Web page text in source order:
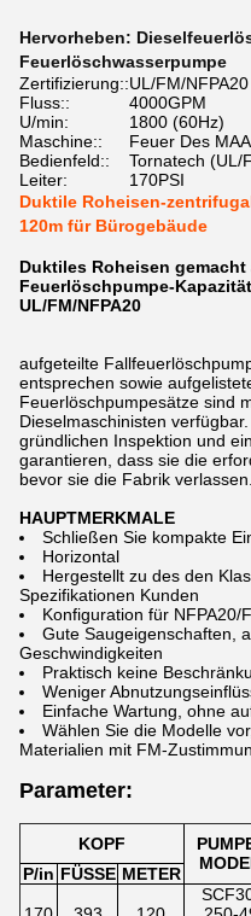
Hervorheben:
Feuerlöschwasserpumpe
Zertifizierung::UL/FM/NFPA20
Fluss::
4000GPM
U/min:
1800 (60Hz)
Maschine::
Feuer Des
Bedienfeld::
Tornatech (UL/
Leiter:
170PSI
Duktile Roheisen-
120m für Bürogebäude
Duktiles Roheisen
Feuerlöschpumpe-
UL/FM/NFPA20
aufgeteilte
entsprechen sowie
Feuerlöschpumpesätze sind
Dieselmaschinisten
gründlichen Inspektion und
garantieren, dass sie die
bevor sie die Fabrik verlassen.
HAUPTMERKMALE
Schließen Sie kompakte
Horizontal
Hergestellt zu des den
Spezifikationen Kunden
Konfiguration für NFPA20/
Gute Saugeigenschaften,
Geschwindigkeiten
Praktisch keine
Weniger
Einfache Wartung, ohne
Wählen Sie die Modelle
Materialien mit FM-
Parameter:
KOPF
P/in FÜSSE METER